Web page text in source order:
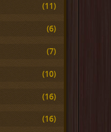
(11)
(6)
(7)
(10)
(16)
(16)